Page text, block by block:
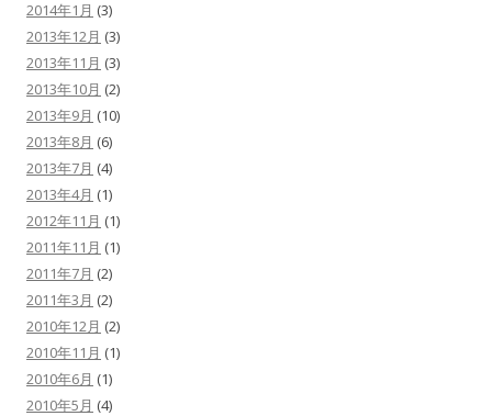
2014年1月 (3)
2013年12月 (3)
2013年11月 (3)
2013年10月 (2)
2013年9月 (10)
2013年8月 (6)
2013年7月 (4)
2013年4月 (1)
2012年11月 (1)
2011年11月 (1)
2011年7月 (2)
2011年3月 (2)
2010年12月 (2)
2010年11月 (1)
2010年6月 (1)
2010年5月 (4)